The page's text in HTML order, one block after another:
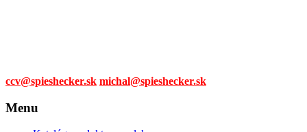
ccv@spieshecker.sk michal@spieshecker.sk
Menu